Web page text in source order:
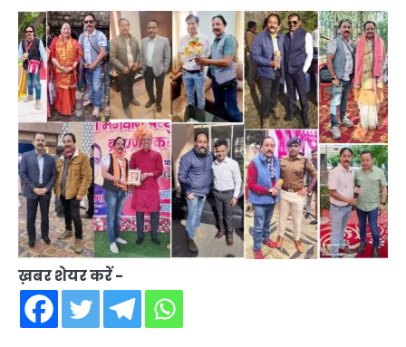
ख़बर शेयर करें -